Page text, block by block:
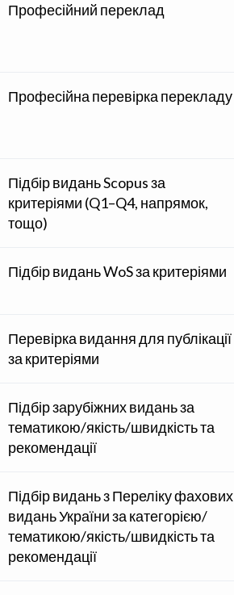
Професійний переклад
Професійна перевірка перекладу
Підбір видань Scopus за
критеріями (Q1–Q4, напрямок,
тощо)
Підбір видань WoS за критеріями
Перевірка видання для публікації
за критеріями
Підбір зарубіжних видань за
тематикою/якість/швидкість та
рекомендації
Підбір видань з Переліку фахових
видань України за категорією/
тематикою/якість/швидкість та
рекомендації